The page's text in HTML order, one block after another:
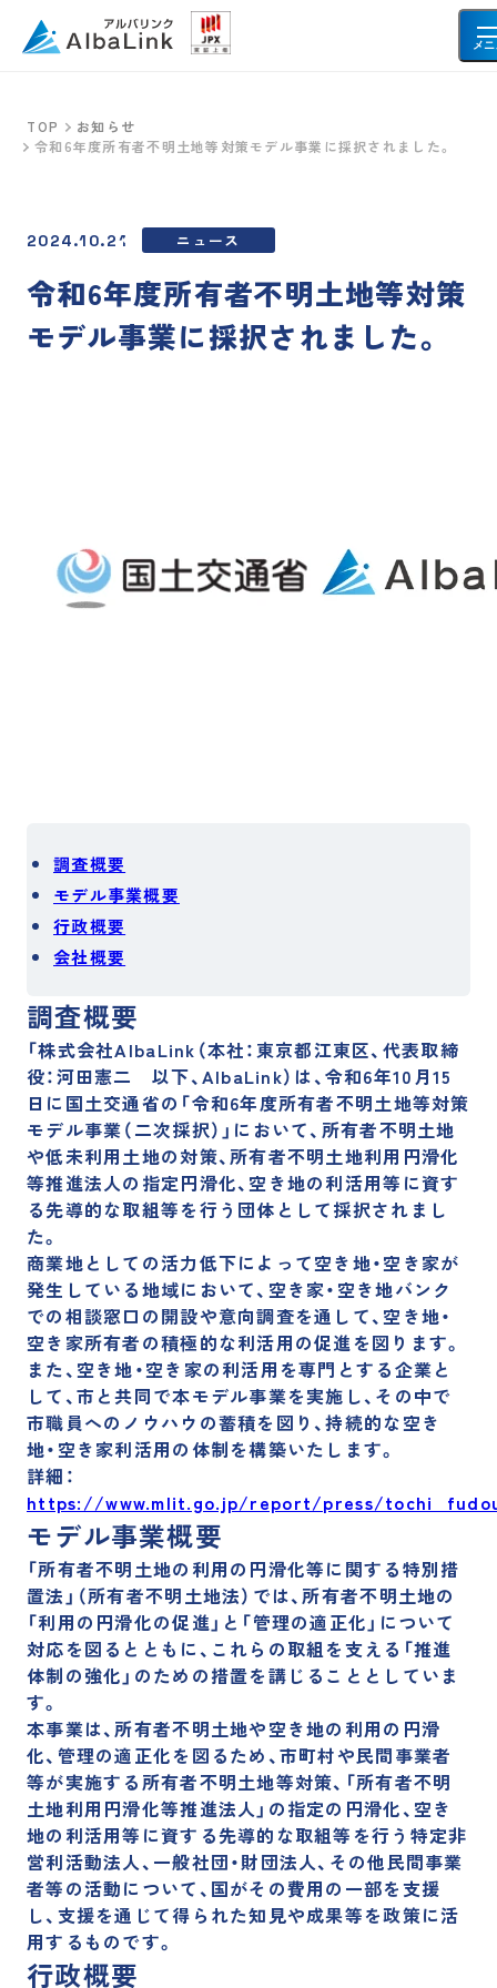
メ
空き家・不動産を売りたい方へ
借地・底地
土地
経営陣紹介
会社概要・沿革
支店一覧
サステナビリティ
不動産売却の無料査定
相続や不動産に関するご相談
その他お問い合わせ
採用サイト
運営メディア
訳あり物件買取プロ
訳あり物件買取ナビ
不動産投資の森
空き家買取隊
TOP
お知らせ
令和6年度所有者不明土地等対策モデル事業に採択されました。
2024.10.21 ニュース
令和6年度所有者不明土地等対策
モデル事業に採択されました。
調査概要
モデル事業概要
行政概要
会社概要
調査概要
「株式会社AlbaLink（本社：東京都江東区、代表取締
役：河田憲二 以下、AlbaLink）は、令和6年10月15
日に国土交通省の「令和6年度所有者不明土地等対策
モデル事業（二次採択）」において、所有者不明土地
や低未利用土地の対策、所有者不明土地利用円滑化
等推進法人の指定円滑化、空き地の利活用等に資す
る先導的な取組等を行う団体として採択されまし
た。
商業地としての活力低下によって空き地・空き家が
発生している地域において、空き家・空き地バンク
での相談窓口の開設や意向調査を通して、空き地・
空き家所有者の積極的な利活用の促進を図ります。
また、空き地・空き家の利活用を専門とする企業と
して、市と共同で本モデル事業を実施し、その中で
市職員へのノウハウの蓄積を図り、持続的な空き
地・空き家利活用の体制を構築いたします。
詳細：
https://www.mlit.go.jp/report/press/
モデル事業概要
「所有者不明土地の利用の円滑化等に関する特別措
置法」（所有者不明土地法）では、所有者不明土地の
「利用の円滑化の促進」と「管理の適正化」について
対応を図るとともに、これらの取組を支える「推進
体制の強化」のための措置を講じることとしていま
す。
本事業は、所有者不明土地や空き地の利用の円滑
化、管理の適正化を図るため、市町村や民間事業者
等が実施する所有者不明土地等対策、「所有者不明
土地利用円滑化等推進法人」の指定の円滑化、空き
地の利活用等に資する先導的な取組等を行う特定非
営利活動法人、一般社団・財団法人、その他民間事業
者等の活動について、国がその費用の一部を支援
し、支援を通じて得られた知見や成果等を政策に活
用するものです。
行政概要